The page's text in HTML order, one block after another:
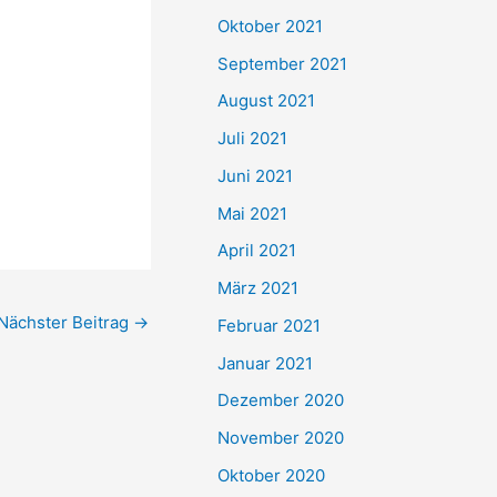
Beitrag →
e
n
h
:
Oktober 2021
September 2021
August 2021
Juli 2021
Juni 2021
Mai 2021
April 2021
März 2021
Februar 2021
Januar 2021
Dezember 2020
November 2020
Oktober 2020